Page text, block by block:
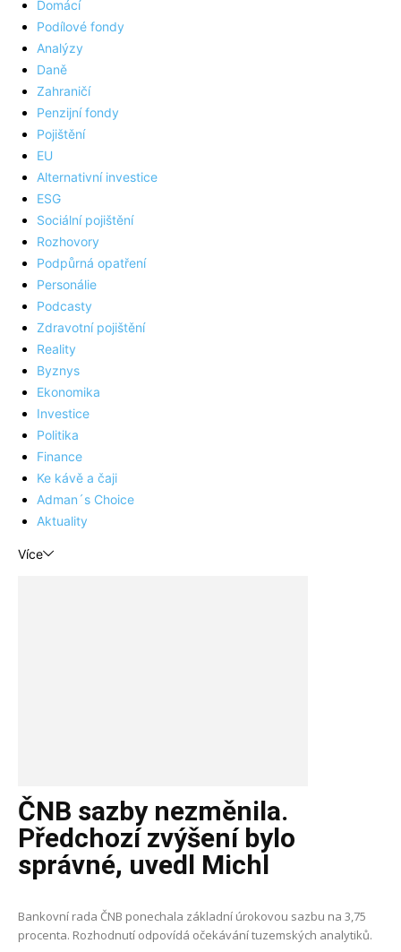
Domácí
Podílové fondy
Analýzy
Daně
Zahraničí
Penzijní fondy
Pojištění
EU
Alternativní investice
ESG
Sociální pojištění
Rozhovory
Podpůrná opatření
Personálie
Podcasty
Zdravotní pojištění
Reality
Byznys
Ekonomika
Investice
Politika
Finance
Ke kávě a čaji
Adman´s Choice
Aktuality
Více
ČNB sazby nezměnila.
Předchozí zvýšení bylo
správné, uvedl Michl
Bankovní rada ČNB ponechala základní úrokovou sazbu na 3,75
procenta. Rozhodnutí odpovídá očekávání tuzemských analytiků.